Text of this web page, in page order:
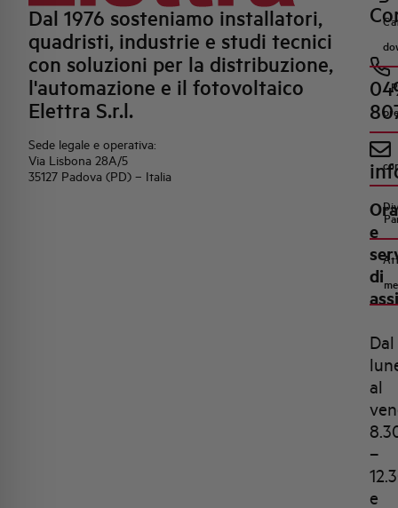
Dal 1976 sosteniamo installatori,
quadristi, industrie e studi tecnici
con soluzioni per la distribuzione,
l'automazione e il fotovoltaico
Elettra S.r.l.
Sede legale e operativa:
Via Lisbona 28A/5
35127 Padova (PD) – Italia
e
di
Dal
al
–
e